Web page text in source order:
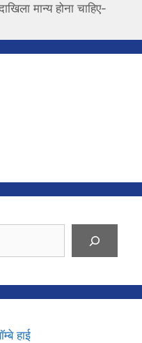
मान्य होना चाहिए-
हाई